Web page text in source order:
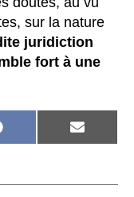
sur la nature
juridiction
fort à une
SHARE
ON